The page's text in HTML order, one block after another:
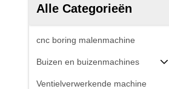
Alle Categorieën
cnc boring malenmachine
Buizen en buizenmachines
Ventielverwerkende machine